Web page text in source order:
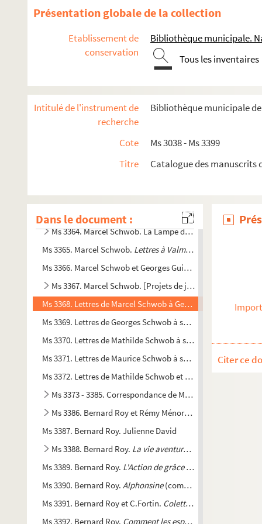
Présentation globale de la collection
Etablissement de
conservation
Bibliothèque municipale.
Tous les inventaires
Intitulé de l'instrument de
recherche
Bibliothèque municipale
Cote
Ms 3038 - Ms 3399
Titre
Catalogue des manuscrits
Dans le document :
Ms 3352. Marcel Schwob.Illusions et désillusions. Rêverie et
Ms 3353. Marcel Schwob. Prométhée et Faust
Ms 3354. Marcel Schwob. [Poésies. Poèmes en argot]
Ms 3355. Marcel Schwob. François Villon
Ms 3356. Marcel Schwob.Coeur double
Ms 3357. Marcel Schwob. Traductions et études
Ms 3358. Marcel Schwob.Spicilège
Ms 3359. Marcel Schwob.Le roi au masque d'or
Ms 3360. Marcel Schwob.
Louvette [Le livre de Monelle]
Ms 3362. Marcel Schwob.
Ms 3363. Marcel Schwob.
La Croisade des enfants
Ms 3364. Marcel Schwob. La Lampe de Psyché
Ms 3365. Marcel Schwob. Lettres à Valmont
Ms 3366. Marcel Schwob et Georges Guieysse.
Ms 3367. Marcel Schwob. [Projets de jeunesse,
Ms 3368. Lettres de Marcel Schwob à Georges Guieysse et
Ms 3369. Lettres de Georges Schwob à son fils, Marcel
Ms 3370. Lettres de Mathilde Schwob à son fils, Marcel
Ms 3371. Lettres de Maurice Schwob à son frère, Marcel
Ms 3372. Lettres de Mathilde Schwob et de Maurice Schwob
Ms 3373 - 3385. Correspondance de Marcel Schwob
Ms 3386. Bernard Roy et Rémy Ménoret.
Ms 3387. Bernard Roy. Julienne David
Ms 3388. Bernard Roy. La vie aventureuse de Monsieur le
Ms 3389. Bernard Roy. L'Action de grâce(pièce en un acte)
Ms 3390. Bernard Roy. Alphonsine(comédie en un acte)
Ms 3391. Bernard Roy et C.Fortin. Colette et la diplomatie
Ms 3392. Bernard Roy. Comment les esprits viennent aux filles
Citer ce